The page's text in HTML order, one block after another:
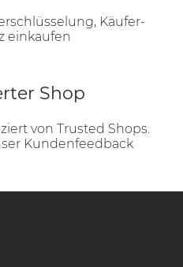
Käufer-
einkaufen
Shop
von Trusted Shops.
Kundenfeedback